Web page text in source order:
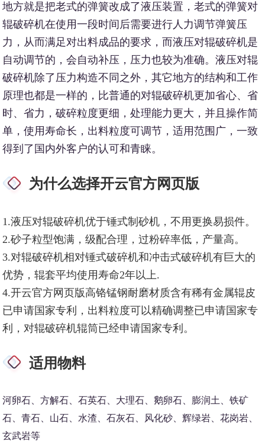
地方就是把老式的弹簧改成了液压装置，老式的弹簧对
辊破碎机在使用一段时间后需要进行人力调节弹簧压
力，从而满足对出料成品的要求，而液压对辊破碎机是
自动调节的，会自动补压，压力也较为准确。液压对辊
破碎机除了压力构造不同之外，其它地方的结构和工作
原理也都是一样的，比普通的对辊破碎机更加省心、省
时、省力，破碎粒度更细，处理能力更大，并且操作简
单，使用寿命长，出料粒度可调节，适用范围广，一致
得到了国内外客户的认可和青睐。
为什么选择开云官方网页版
1.液压对辊破碎机优于锤式制砂机，不用更换易损件。
2.砂子粒型饱满，级配合理，过粉碎率低，产量高。
3.对辊破碎机相对锤式破碎机和冲击式破碎机有巨大的
优势，辊套平均使用寿命2年以上.
4.开云官方网页版高铬锰钢耐磨材质含有稀有金属辊皮
已申请国家专利，出料粒度可以精确调整已申请国家专
利，对辊破碎机辊筒已经申请国家专利。
适用物料
河卵石、方解石、石英石、大理石、鹅卵石、膨润土、铁矿
石、青石、山石、水渣、石灰石、风化砂、辉绿岩、花岗岩、
玄武岩等